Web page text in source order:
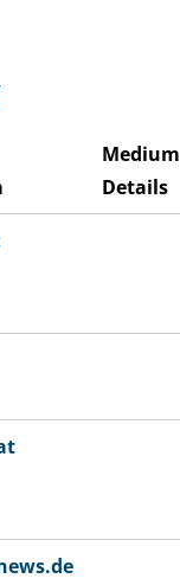
Medium
Details